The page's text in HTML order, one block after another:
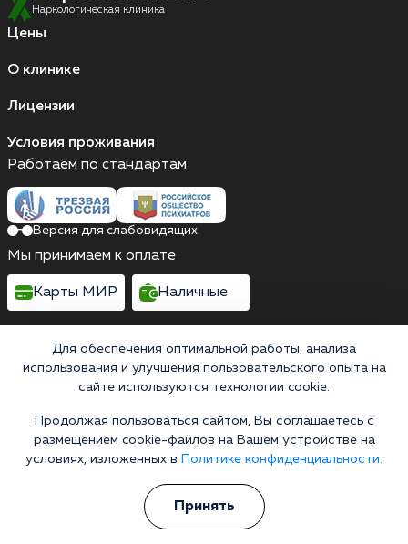
Наркологическая клиника
Цены
О клинике
Лицензии
Условия проживания
Выездные бригады работают круглосуточно
Красногвардейская улица, 42
Выездные бригады работают круглосуточно
Горячая линия 24/7
Информационная служба
Перезвоните мне
Работаем по стандартам
Версия для слабовидящих
Мы принимаем к оплате
Карты МИР Наличные
Для обеспечения оптимальной работы, анализа
использования и улучшения пользовательского опыта на
сайте используются технологии cookie.
Продолжая пользоваться сайтом, Вы соглашаетесь с
размещением cookie-файлов на Вашем устройстве на
условиях, изложенных в
Политике конфиденциальности.
Принять